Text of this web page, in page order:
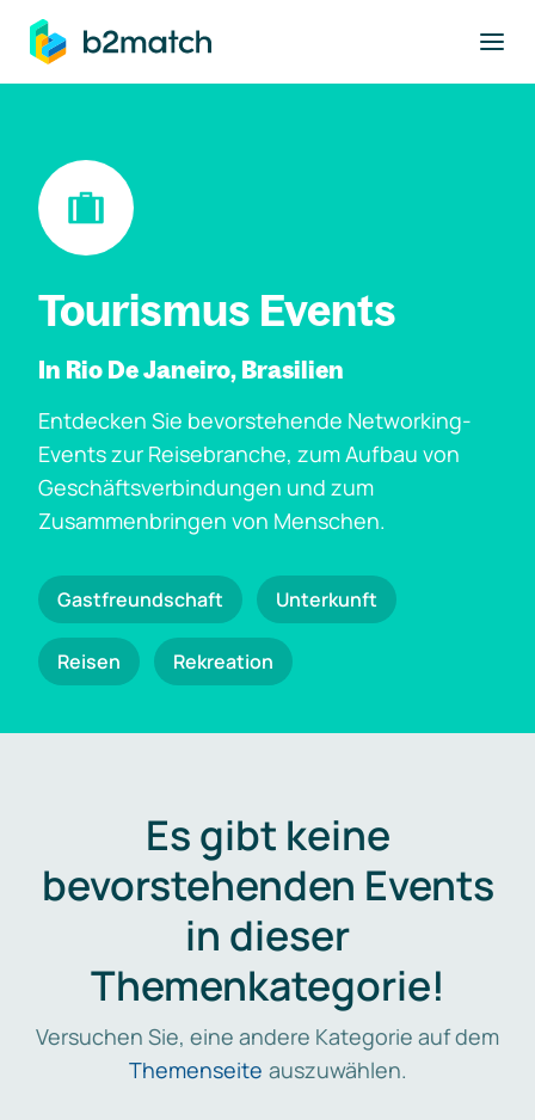
springen
Tourismus Events
In Rio De Janeiro, Brasilien
Entdecken Sie bevorstehende Networking-
Events zur Reisebranche, zum Aufbau von
Geschäftsverbindungen und zum
Zusammenbringen von Menschen.
Gastfreundschaft Unterkunft
Reisen Rekreation
Es gibt keine
bevorstehenden Events
in dieser
Themenkategorie!
Versuchen Sie, eine andere Kategorie auf dem
Themenseite auszuwählen.